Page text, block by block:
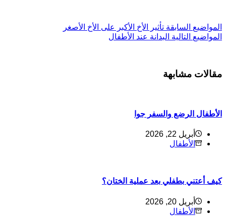
المواضيع السابقة تأثير الأخ الأكبر على الأخ الأصغر
المواضيع التالية البدانة عند الأطفال
مقالات مشابهة
الأطفال الرضع والسفر جوا
أبريل 22, 2026
الأطفال
كيف أعتني بطفلي بعد عملية الختان؟
أبريل 20, 2026
الأطفال